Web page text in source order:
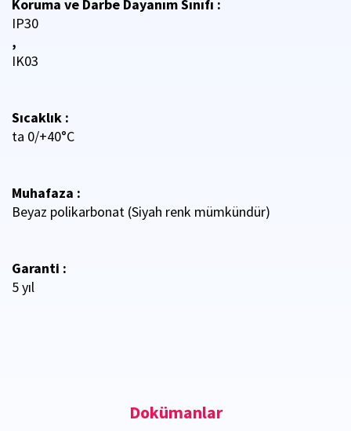
Koruma ve Darbe Dayanım Sınıfı :
IP30
,
IK03
Sıcaklık :
ta 0/+40°C
Muhafaza :
Beyaz polikarbonat (Siyah renk mümkündür)
Garanti :
5 yıl
Dokümanlar